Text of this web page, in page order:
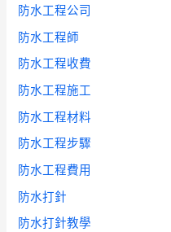
防水工程公司
防水工程師
防水工程收費
防水工程施工
防水工程材料
防水工程步驟
防水工程費用
防水打針
防水打針教學